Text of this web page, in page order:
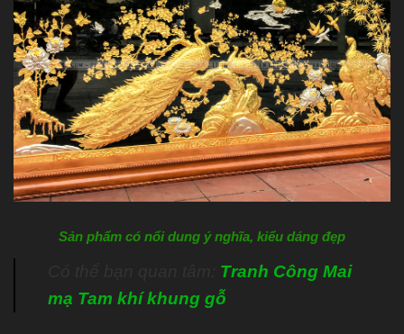
Sản phẩm có nổi dung ý nghĩa, kiểu dáng đẹp
Tranh Công Mai
mạ Tam khí khung gỗ